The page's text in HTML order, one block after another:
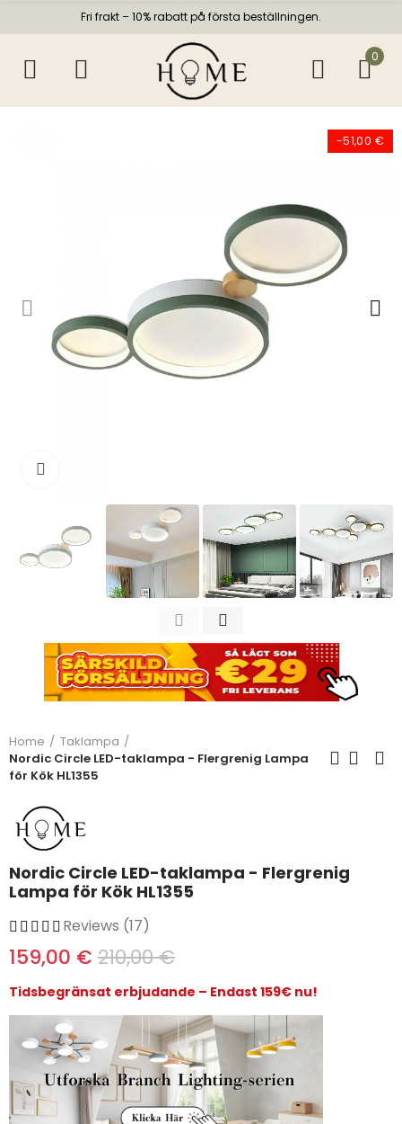
Fri frakt – 10% rabatt på första beställningen.
0
-51,00 €
Home
Taklampa
Nordic Circle LED-taklampa - Flergrenig Lampa
för Kök HL1355
Nordic Circle LED-taklampa - Flergrenig
Lampa för Kök HL1355
Reviews (17)
159,00 € 210,00 €
Tidsbegränsat erbjudande – Endast 159€ nu!